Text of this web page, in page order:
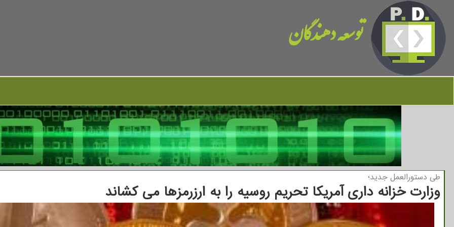
توسعه دهندگان
طی دستورالعمل جدید؛
وزارت خزانه داری آمریکا تحریم روسیه را به ارزرمزها می کشاند